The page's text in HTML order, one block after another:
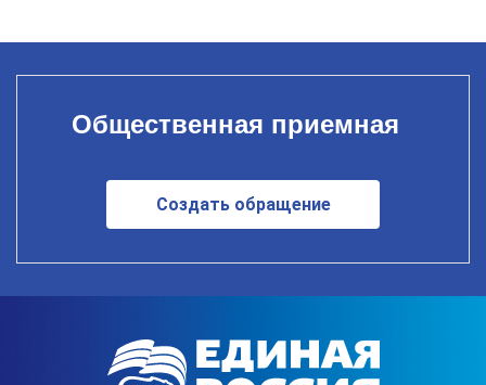
Общественная приемная
Создать обращение